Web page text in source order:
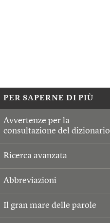
PER SAPERNE DI PIÙ
Avvertenze per la
consultazione del dizionario
Ricerca avanzata
Abbreviazioni
Il gran mare delle parole